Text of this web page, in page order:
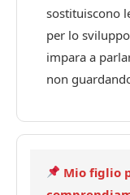
sostituiscono
per lo
impara a
non
Mio figlio